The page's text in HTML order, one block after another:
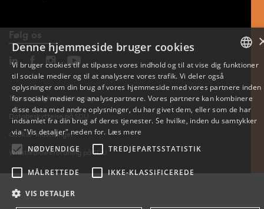
Følg os
Tilgængelighedserklæring
Databeskyttelse på SDU
Cookie-indstillinger
Whistleblowerordning på SDU
ENGLISH
Denne hjemmeside bruger cookies
Vi bruger cookies til at tilpasse vores indhold og til at vise dig funktioner
til sociale medier og til at analysere vores trafik. Vi deler også
oplysninger om din brug af vores hjemmeside med vores partnere inden
for sociale medier og analysepartnere. Vores partnere kan kombinere
disse data med andre oplysninger, du har givet dem, eller som de har
indsamlet fra din brug af deres tjenester. Se hvilke, inden du samtykker
via "Vis detaljer" neden for. Læs mere
NØDVENDIGE
TREDJEPARTSSTATISTIK
MÅLRETTEDE IKKE-KLASSIFICEREDE
VIS DETALJER